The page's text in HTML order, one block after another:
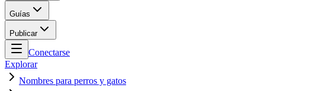
Guías
Publicar
Conectarse
Explorar
Nombres para perros y gatos